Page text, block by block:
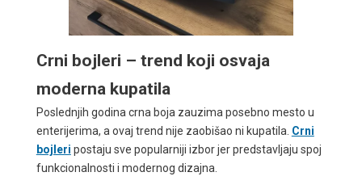
Crni bojleri – trend koji osvaja
moderna kupatila
Poslednjih godina crna boja zauzima posebno mesto u
enterijerima, a ovaj trend nije zaobišao ni kupatila. Crni
bojleri postaju sve popularniji izbor jer predstavljaju spoj
funkcionalnosti i modernog dizajna.